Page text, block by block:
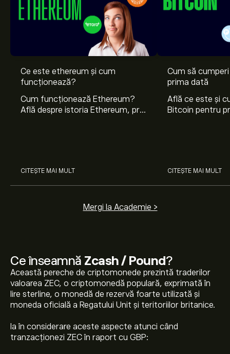
Ce înseamnă Zcash / Pound?
Această pereche de criptomonede prezintă traderilor
valoarea ZEC, o criptomonedă populară, exprimată în
lire sterline, o monedă de rezervă foarte utilizată și
moneda oficială a Regatului Unit și teritoriilor britanice.
Ia în considerare aceste aspecte atunci când
tranzacționezi ZEC în raport cu GBP:
Ce este ethereum și cum
funcționează?
Cum funcționează Ethereum?
Află despre istoria Ethereum, prin
CITEȘTE MAI MULT
Cum să
prima dată
Află ce este și
Bitcoin pentru
CITEȘTE MAI MULT
Mergi la Academie >